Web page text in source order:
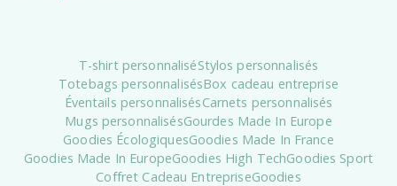
T-shirt personnaliséStylos personnalisés
Totebags personnalisésBox cadeau entreprise
Éventails personnalisésCarnets personnalisés
Mugs personnalisésGourdes Made In Europe
Goodies ÉcologiquesGoodies Made In France
Goodies Made In EuropeGoodies High TechGoodies Sport
Coffret Cadeau EntrepriseGoodies